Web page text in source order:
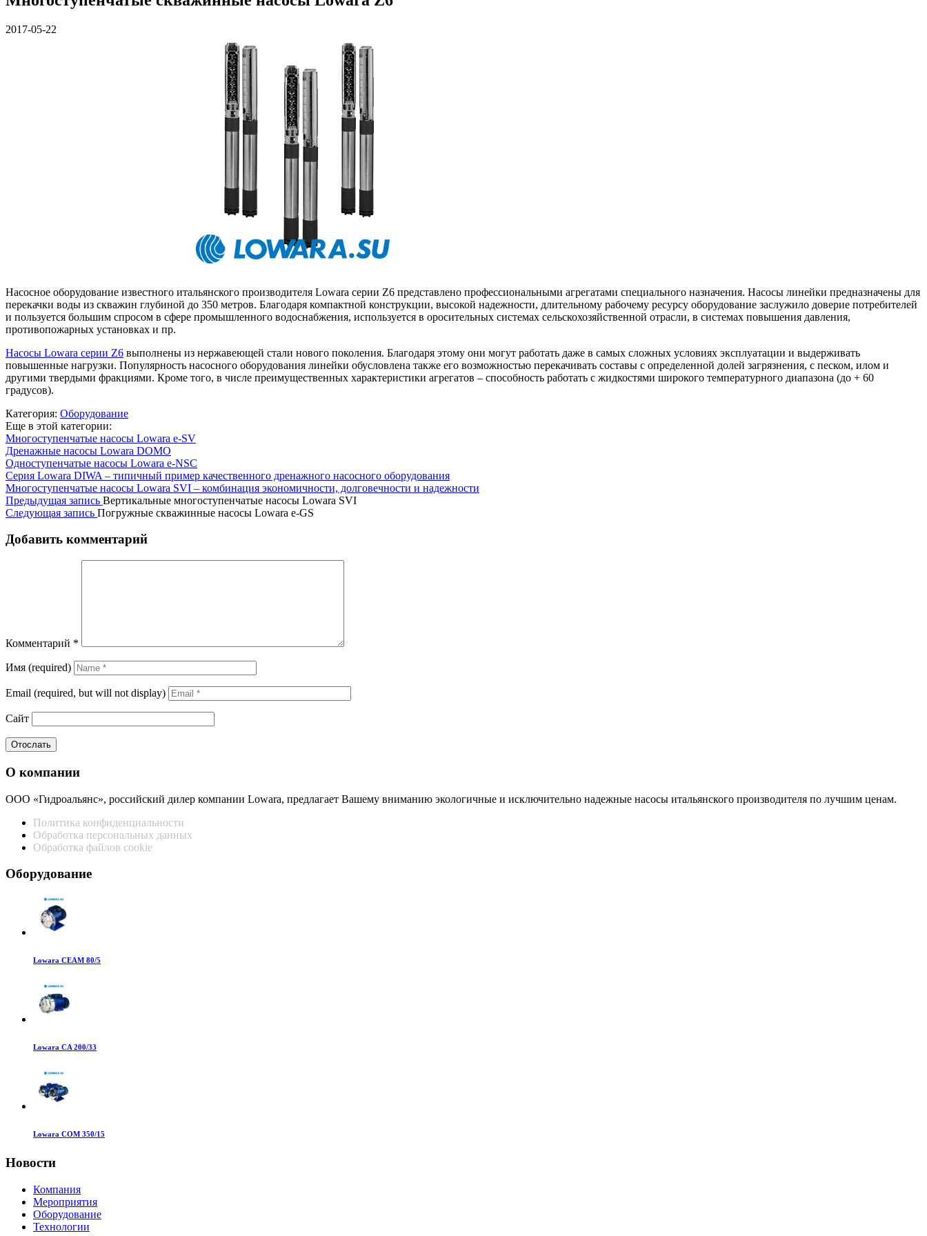
2017-05-22
Насосное оборудование известного итальянского производителя Lowara серии Z6 представлено профессиональными агрегатами специального назначения. Насосы линейки предназначены для
перекачки воды из скважин глубиной до 350 метров. Благодаря компактной конструкции, высокой надежности, длительному рабочему ресурсу оборудование заслужило доверие потребителей
и пользуется большим спросом в сфере промышленного водоснабжения, используется в оросительных системах сельскохозяйственной отрасли, в системах повышения давления,
противопожарных установках и пр.
Насосы Lowara серии Z6 выполнены из нержавеющей стали нового поколения. Благодаря этому они могут работать даже в самых сложных условиях эксплуатации и выдерживать
повышенные нагрузки. Популярность насосного оборудования линейки обусловлена также его возможностью перекачивать составы с определенной долей загрязнения, с песком, илом и
другими твердыми фракциями. Кроме того, в числе преимущественных характеристики агрегатов – способность работать с жидкостями широкого температурного диапазона (до + 60
градусов).
Категория: Оборудование
Еще в этой категории:
Многоступенчатые насосы Lowara e-SV
Дренажные насосы Lowara DOMO
Одноступенчатые насосы Lowara e-NSC
Серия Lowara DIWA – типичный пример качественного дренажного насосного оборудования
Многоступенчатые насосы Lowara SVI – комбинация экономичности, долговечности и надежности
Предыдущая запись Вертикальные многоступенчатые насосы Lowara SVI
Следующая запись Погружные скважинные насосы Lowara e-GS
Добавить комментарий
Комментарий *
Имя (required)
Email (required, but will not display)
Сайт
О компании
ООО «Гидроальянс», российский дилер компании Lowara, предлагает Вашему вниманию экологичные и исключительно надежные насосы итальянского производителя по лучшим ценам.
Политика конфиденциальности
Обработка персональных данных
Обработка файлов cookie
Оборудование
Lowara CEAM 80/5
Lowara CA 200/33
Lowara COM 350/15
Новости
Компания
Мероприятия
Оборудование
Технологии